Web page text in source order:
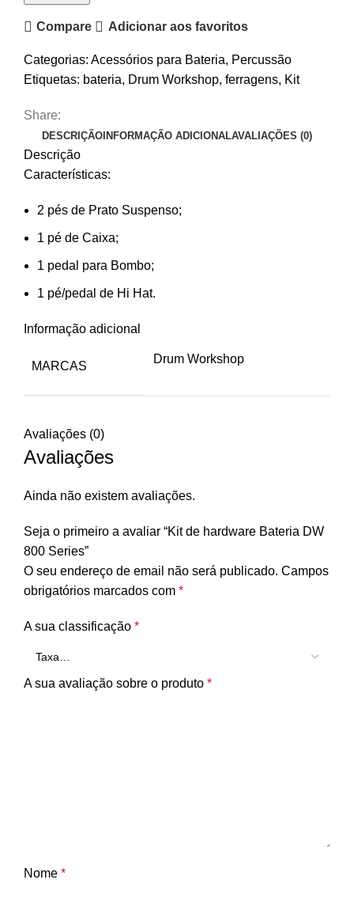
Bateria
Series
Compare Adicionar aos favoritos
Categorias: Acessórios para Bateria, Percussão
Etiquetas: bateria, Drum Workshop, ferragens, Kit
Share:
DESCRIÇÃOINFORMAÇÃO ADICIONALAVALIAÇÕES (0)
Descrição
Características:
2 pés de Prato Suspenso;
1 pé de Caixa;
1 pedal para Bombo;
1 pé/pedal de Hi Hat.
Informação adicional
MARCAS
Drum Workshop
Avaliações (0)
Avaliações
Ainda não existem avaliações.
Seja o primeiro a avaliar “Kit de hardware Bateria DW
800 Series”
O seu endereço de email não será publicado. Campos
obrigatórios marcados com *
A sua classificação *
A sua avaliação sobre o produto *
Nome *